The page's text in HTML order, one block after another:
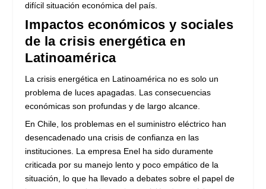
difícil situación económica del país.
Impactos económicos y sociales
de la crisis energética en
Latinoamérica
La crisis energética en Latinoamérica no es solo un
problema de luces apagadas. Las consecuencias
económicas son profundas y de largo alcance.
En Chile, los problemas en el suministro eléctrico han
desencadenado una crisis de confianza en las
instituciones. La empresa Enel ha sido duramente
criticada por su manejo lento y poco empático de la
situación, lo que ha llevado a debates sobre el papel de